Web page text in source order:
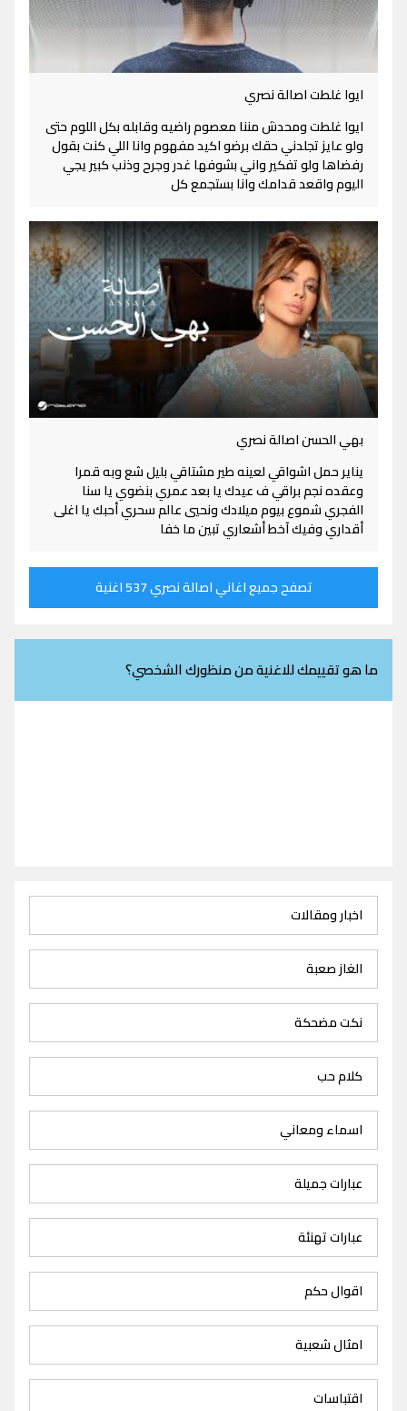
ايوا غلطت اصالة نصري
ايوا غلطت ومحدش مننا معصوم راضيه وقابله بكل اللوم حتى
ولو عايز تجلدني حقك برضو اكيد مفهوم وانا اللي كنت بقول
رفضاها ولو تفكير واني بشوفها غدر وجرح وذنب كبير يجي
اليوم واقعد قدامك وانا بستجمع كل
بهي الحسن اصالة نصري
يناير حمل اشواقي لعينه طير مشتاقي بليل شع وبه قمرا
وعقده نجم براقي ف عيدك يا بعد عمري بنضوي يا سنا
الفجري شموع بيوم ميلادك ونحيي عالم سحري أحبك يا اغلى
أقداري وفيك آخط أشعاري تبين ما خفا
تصفح جميع اغاني اصالة نصري 537 اغنية
ما هو تقييمك للاغنية من منظورك الشخصي؟
اخبار ومقالات
الغاز صعبة
نكت مضحكة
كلام حب
اسماء ومعاني
عبارات جميلة
عبارات تهنئة
اقوال حكم
امثال شعبية
اقتباسات